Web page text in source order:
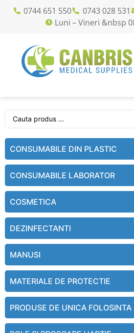
0744 651 550 0743 028 531
Luni – Vineri &nbsp
CONSUMABILE DIN PLASTIC
CONSUMABILE LABORATOR
COSMETICA
DEZINFECTANTI
MANUSI
MATERIALE DE PROTECTIE
PRODUSE DE UNICA FOLOSINTA